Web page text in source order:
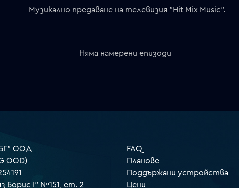
Музикално предаване на телевизия "Hit Mix Music".
Няма намерени епизоди
ООД
OOD)
Борис I" №151, ет. 2
FAQ
Планове
Поддържани устройства
Цени